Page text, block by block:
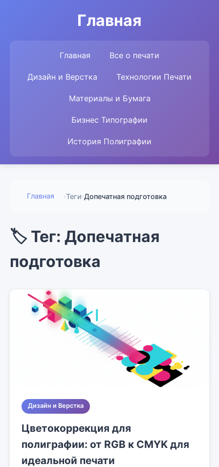
Главная
Главная Все о печати
Дизайн и Верстка Технологии Печати
Материалы и Бумага
Бизнес Типографии
История Полиграфии
Главная ›Теги›Допечатная подготовка
🏷️ Тег: Допечатная
подготовка
Дизайн и Верстка
Цветокоррекция для
полиграфии: от RGB к CMYK для
идеальной печати